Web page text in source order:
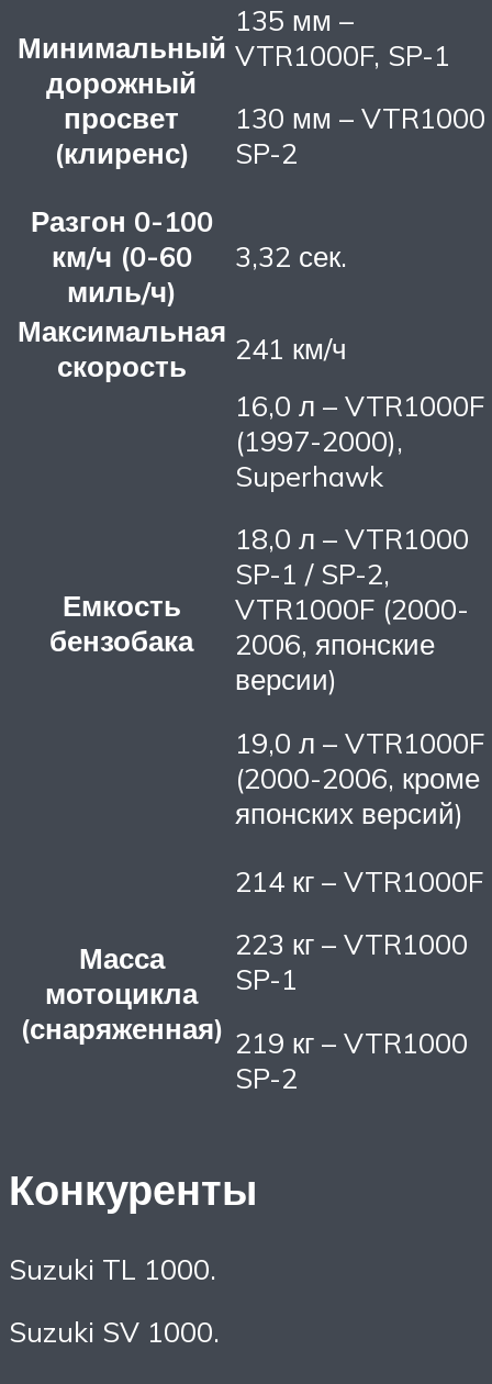
Минимальный
дорожный
просвет
(клиренс)
135 мм –
VTR1000F, SP-1
130 мм – VTR1000
SP-2
Разгон 0-100
км/ч (0-60
миль/ч)
3,32 сек.
Максимальная
скорость
241 км/ч
Емкость
бензобака
16,0 л – VTR1000F
(1997-2000),
Superhawk
18,0 л – VTR1000
SP-1 / SP-2,
VTR1000F (2000-
2006, японские
версии)
19,0 л – VTR1000F
(2000-2006, кроме
японских версий)
Масса
мотоцикла
(снаряженная)
214 кг – VTR1000F
223 кг – VTR1000
SP-1
219 кг – VTR1000
SP-2
Конкуренты
Suzuki TL 1000.
Suzuki SV 1000.